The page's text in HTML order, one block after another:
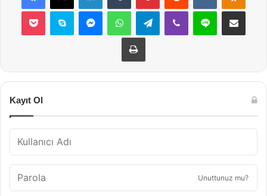
Pocket Skype MessengerWhatsAppTelegramViber Line E-Posta ile
Yazdır
Kayıt Ol
Unuttunuz mu?